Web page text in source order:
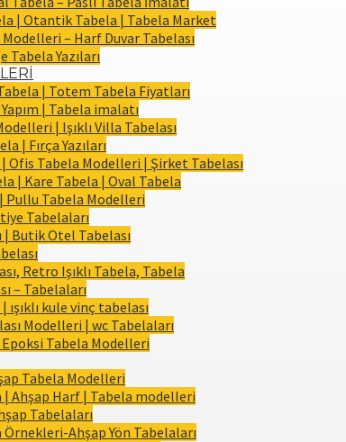
| Otantik Tabela | Tabela Market
– Harf Duvar Tabelası
Yazıları
| Totem Tabela Fiyatları
| Tabela imalatı
| Işıklı Villa Tabelası
| Fırça Yazıları
| Ofis Tabela Modelleri | Şirket Tabelası
| Kare Tabela | Oval Tabela
Pullu Tabela Modelleri
Tabelaları
| Butik Otel Tabelası
Retro Işıklı Tabela, Tabela
– Tabelaları
ışıklı kule vinç tabelası
Modelleri | wc Tabelaları
Tabela Modelleri
Tabela Modelleri
| Ahşap Harf | Tabela modelleri
Tabelaları
Örnekleri-Ahşap Yön Tabelaları